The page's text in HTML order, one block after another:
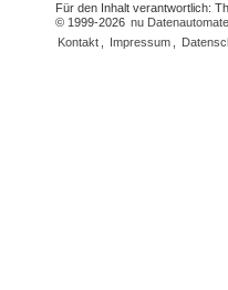
Für den Inhalt verantwortlich:
© 1999-2026 nu
Kontakt
Impressum